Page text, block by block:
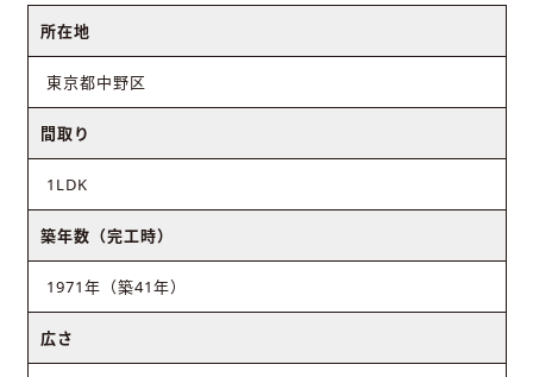
所在地
東京都中野区
間取り
1LDK
築年数（完工時）
1971年（築41年）
広さ